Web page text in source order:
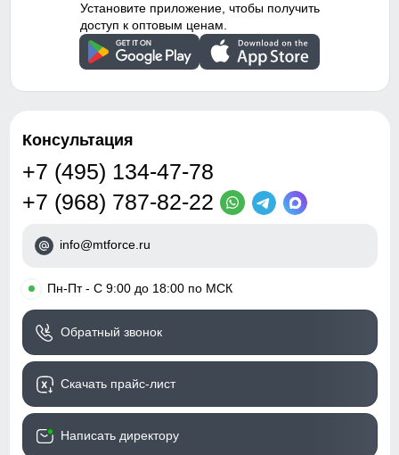
Установите приложение, чтобы получить
доступ к оптовым ценам.
Консультация
+7 (495) 134-47-78
+7 (968) 787-82-22
info@mtforce.ru
• Пн-Пт - С 9:00 до 18:00 по МСК
Обратный звонок
Скачать прайс-лист
Написать директору